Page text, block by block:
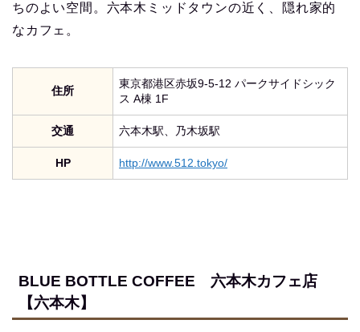
ちのよい空間。六本木ミッドタウンの近く、隠れ家的
なカフェ。
住所
東京都港区赤坂9-5-12 パークサイドシック
ス A棟 1F
交通 六本木駅、乃木坂駅
HP http://www.512.tokyo/
BLUE BOTTLE COFFEE 六本木カフェ店
【六本木】